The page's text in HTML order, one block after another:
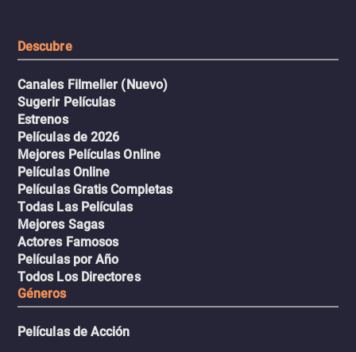
Descubre
Canales Filmelier (Nuevo)
Sugerir Películas
Estrenos
Películas de 2026
Mejores Películas Online
Películas Online
Películas Gratis Completas
Todas Las Películas
Mejores Sagas
Actores Famosos
Películas por Año
Todos Los Directores
Géneros
Películas de Acción